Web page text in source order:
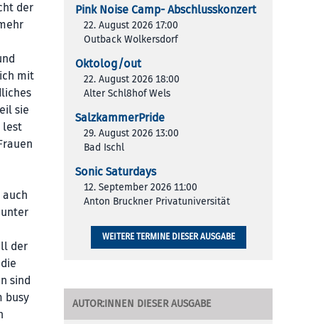
der
mit
sie
lest
der
sind
busy
Pink Noise Camp- Abschlusskonzert
22. August 2026 17:00
Outback Wolkersdorf
Oktolog/out
22. August 2026 18:00
Alter Schl8hof Wels
SalzkammerPride
29. August 2026 13:00
Bad Ischl
Sonic Saturdays
12. September 2026 11:00
Anton Bruckner Privatuniversität
WEITERE TERMINE DIESER AUSGABE
AUTOR:INNEN DIESER AUSGABE